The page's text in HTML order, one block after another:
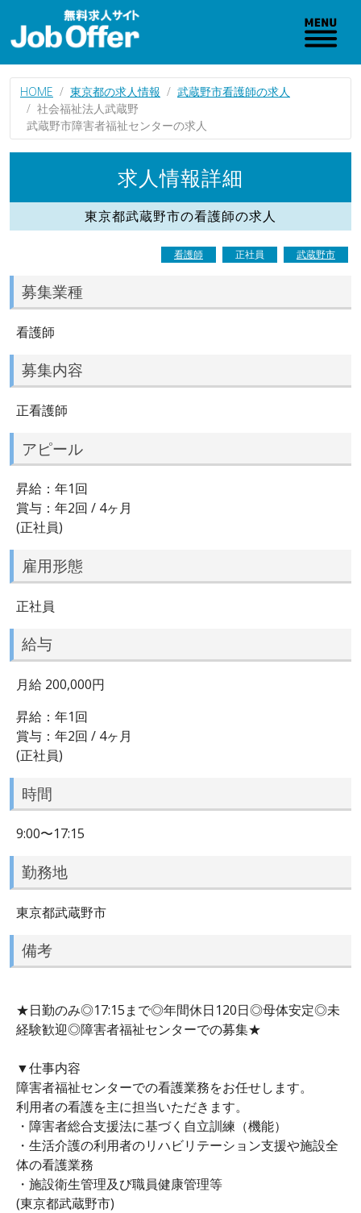
HOME 東京都の求人情報
武蔵野市看護師の求人
社会福祉法人武蔵野
武蔵野市障害者福祉センターの求人
求人情報詳細
東京都武蔵野市の看護師の求人
看護師 正社員 武蔵野市
募集業種
看護師
募集内容
正看護師
アピール
昇給：年1回
賞与：年2回 / 4ヶ月
(正社員)
雇用形態
正社員
給与
月給 200,000円
昇給：年1回
賞与：年2回 / 4ヶ月
(正社員)
時間
9:00〜17:15
勤務地
東京都武蔵野市
備考
★日勤のみ◎17:15まで◎年間休日120日◎母体安定◎未
経験歓迎◎障害者福祉センターでの募集★
▼仕事内容
障害者福祉センターでの看護業務をお任せします。
利用者の看護を主に担当いただきます。
・障害者総合支援法に基づく自立訓練（機能）
・生活介護の利用者のリハビリテーション支援や施設全
体の看護業務
・施設衛生管理及び職員健康管理等
(東京都武蔵野市)